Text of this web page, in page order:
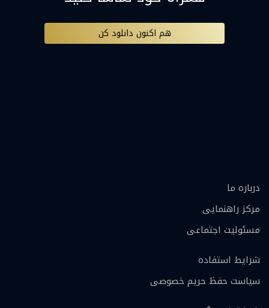
هم اکنون دانلود کن
درباره ما
مرکز راهنمایی
مسئولیت اجتماعی
شرایط استفاده
سیاست حفظ حریم خصوصی